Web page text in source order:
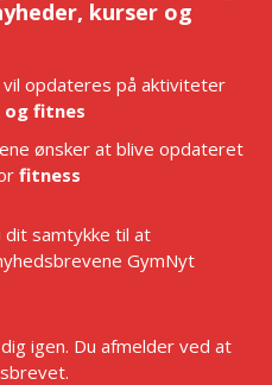
kurser og
opdateres på aktiviteter
og fitnes
ønsker at blive opdateret
fitness
dit samtykke til at
GymNyt
igen. Du afmelder ved at